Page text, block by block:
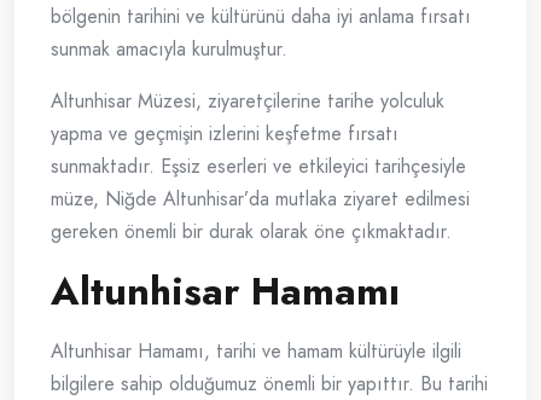
bölgenin tarihini ve kültürünü daha iyi anlama fırsatı
sunmak amacıyla kurulmuştur.
Altunhisar Müzesi, ziyaretçilerine tarihe yolculuk
yapma ve geçmişin izlerini keşfetme fırsatı
sunmaktadır. Eşsiz eserleri ve etkileyici tarihçesiyle
müze, Niğde Altunhisar’da mutlaka ziyaret edilmesi
gereken önemli bir durak olarak öne çıkmaktadır.
Altunhisar Hamamı
Altunhisar Hamamı, tarihi ve hamam kültürüyle ilgili
bilgilere sahip olduğumuz önemli bir yapıttır. Bu tarihi